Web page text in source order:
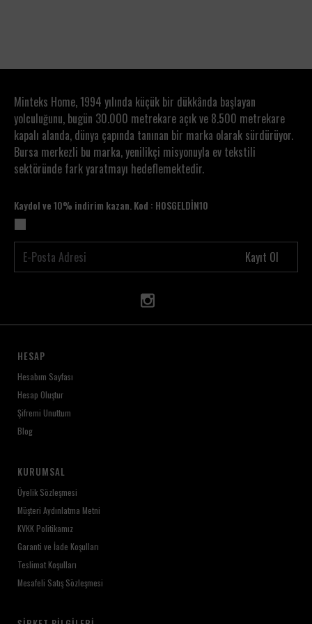
1
Minteks Home, 1994 yılında küçük bir dükkânda başlayan
yolculuğunu, bugün 30.000 metrekare açık ve 8.500 metrekare
kapalı alanda, dünya çapında tanınan bir marka olarak sürdürüyor.
Bursa merkezli bu marka, yenilikçi misyonuyla ev tekstili
sektöründe fark yaratmayı hedeflemektedir.
Kaydol ve 10% indirim kazan. Kod : HOSGELDİN10
Kayıt Ol
HESAP
Hesabım Sayfası
Hesap Oluştur
Şifremi Unuttum
Blog
KURUMSAL
Üyelik Sözleşmesi
Müşteri Aydınlatma Metni
KVKK Politikamız
Garanti ve İade Koşulları
Teslimat Koşulları
Mesafeli Satış Sözleşmesi